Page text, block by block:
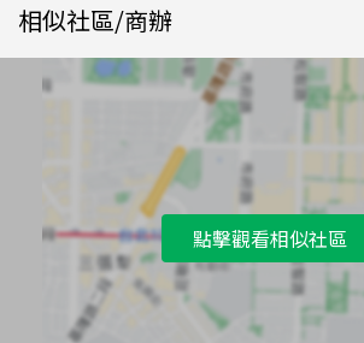
相似社區/商辦
點擊觀看相似社區